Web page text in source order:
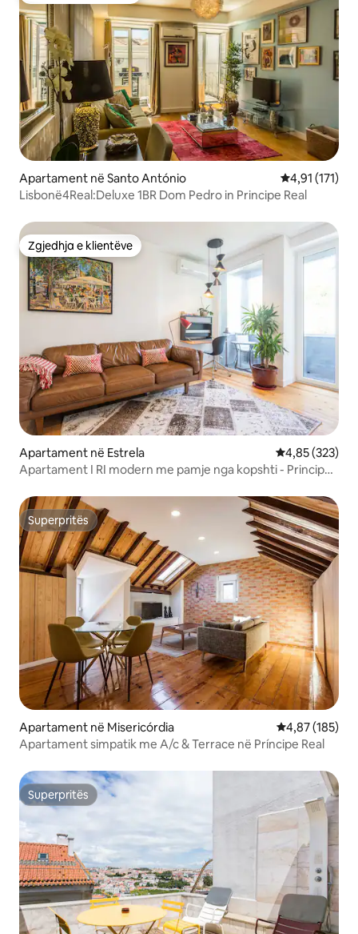
Apartament në Santo António Vlerësimi
4,91 (171)
Lisbonë4Real:Deluxe 1BR Dom Pedro in Principe Real
Zgjedhja e klientëve
Zgjedhja e klientëve
Apartament në Estrela Vlerësimi
4,85 (323)
Apartament I RI modern me pamje nga kopshti - Principe
Superpritës
Superpritës
Apartament në Misericórdia Vlerësimi
4,87 (185)
Apartament simpatik me A/c & Terrace në Príncipe Real
Superpritës
Superpritës